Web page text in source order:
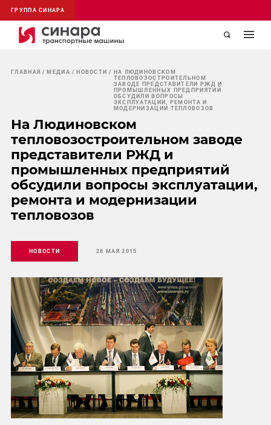
ГРУППА СИНАРА
ГЛАВНАЯ МЕДИА НОВОСТИ
НА ЛЮДИНОВСКОМ
ТЕПЛОВОЗОСТРОИТЕЛЬНОМ
ЗАВОДЕ ПРЕДСТАВИТЕЛИ РЖД И
ПРОМЫШЛЕННЫХ ПРЕДПРИЯТИЙ
ОБСУДИЛИ ВОПРОСЫ
ЭКСПЛУАТАЦИИ, РЕМОНТА И
МОДЕРНИЗАЦИИ ТЕПЛОВОЗОВ
На Людиновском
тепловозостроительном заводе
представители РЖД и
промышленных предприятий
обсудили вопросы эксплуатации,
ремонта и модернизации
тепловозов
НОВОСТИ 28 МАЯ 2015